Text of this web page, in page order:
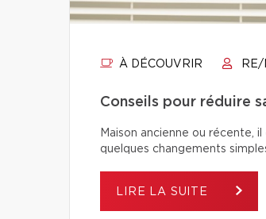
À DÉCOUVRIR RE/
Conseils pour réduire
Maison ancienne ou récente,
quelques changements
LIRE LA SUITE